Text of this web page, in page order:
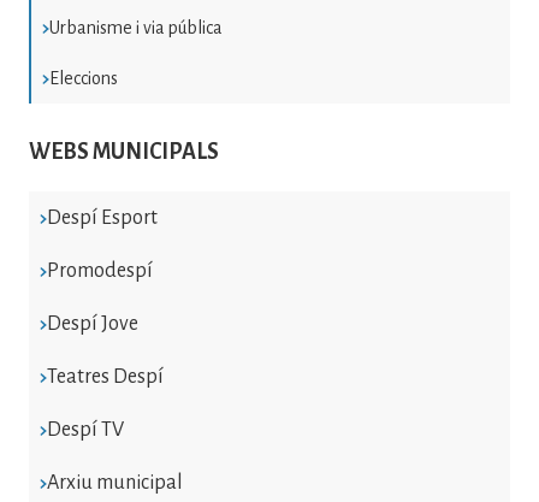
Urbanisme i via pública
Eleccions
WEBS MUNICIPALS
Despí Esport
Promodespí
Despí Jove
Teatres Despí
Despí TV
Arxiu municipal